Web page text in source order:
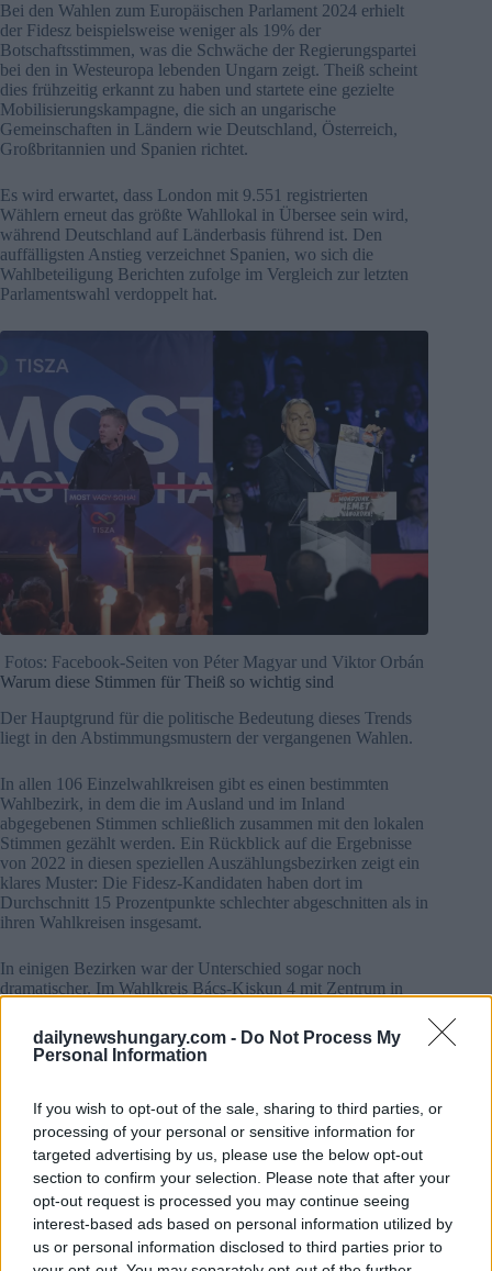
dailynewshungary.com - Do Not Process My
Personal Information
If you wish to opt-out of the sale, sharing to third parties, or
processing of your personal or sensitive information for
targeted advertising by us, please use the below opt-out
section to confirm your selection. Please note that after your
opt-out request is processed you may continue seeing
interest-based ads based on personal information utilized by
us or personal information disclosed to third parties prior to
Bei den Wahlen zum Europäischen Parlament 2024 erhielt
der Fidesz beispielsweise weniger als 19% der
Botschaftsstimmen, was die Schwäche der Regierungspartei
bei den in Westeuropa lebenden Ungarn zeigt. Theiß scheint
dies frühzeitig erkannt zu haben und startete eine gezielte
Mobilisierungskampagne, die sich an ungarische
Gemeinschaften in Ländern wie Deutschland, Österreich,
Großbritannien und Spanien richtet.
Es wird erwartet, dass London mit 9.551 registrierten
Wählern erneut das größte Wahllokal in Übersee sein wird,
während Deutschland auf Länderbasis führend ist. Den
auffälligsten Anstieg verzeichnet Spanien, wo sich die
Wahlbeteiligung Berichten zufolge im Vergleich zur letzten
Parlamentswahl verdoppelt hat.
Fotos: Facebook-Seiten von Péter Magyar und Viktor Orbán
Warum diese Stimmen für Theiß so wichtig sind
Der Hauptgrund für die politische Bedeutung dieses Trends
liegt in den Abstimmungsmustern der vergangenen Wahlen.
In allen 106 Einzelwahlkreisen gibt es einen bestimmten
Wahlbezirk, in dem die im Ausland und im Inland
abgegebenen Stimmen schließlich zusammen mit den lokalen
Stimmen gezählt werden. Ein Rückblick auf die Ergebnisse
von 2022 in diesen speziellen Auszählungsbezirken zeigt ein
klares Muster: Die Fidesz-Kandidaten haben dort im
Durchschnitt 15 Prozentpunkte schlechter abgeschnitten als in
ihren Wahlkreisen insgesamt.
In einigen Bezirken war der Unterschied sogar noch
dramatischer. Im Wahlkreis Bács-Kiskun 4 mit Zentrum in
Sonderauszählungsbezirk um mehr als 25 Prozentpunkte
schlechter ab. Ähnliche Rückgänge wurden in östlichen
Wahlkreisen wie Nyíregyháza-Tiszavasvári verzeichnet.
Dies macht den Rekordanstieg bei den Stimmen aus dem
Ausland für Theiß besonders vielversprechend, da sich die
Partei erfolgreich als die natürliche Wahl für jüngere, urbane
und international mobile ungarische Wähler positioniert hat.
Transferwahlen erreichen ein Allzeithoch
Die zweite wichtige Entwicklung ist die außerordentliche